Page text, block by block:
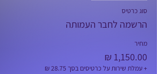
סוג כרטיס
הרשמה לחבר העמותה
מחיר
+ עמלת שירות על כרטיסים בסך ‏28.75 ‏₪